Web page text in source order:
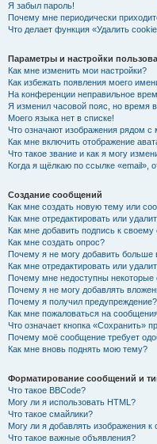
Я забыл пароль!
Почему мне периодически
Что делает функция «Удалить
Параметры и настройки
Как мне изменить мои настройки?
Как избежать появления моего
На конференции неправильное
Я изменил часовой пояс, но время
Моего языка нет в списке!
Что означают изображения рядом
Как мне включить отображение
Что такое звание и как я могу
Когда я щёлкаю по ссылке «email»,
Создание сообщений
Как мне создать новую тему или
Как мне отредактировать или
Как мне добавить подпись к
Как мне создать опрос?
Почему я не могу добавить больше
Как мне отредактировать или
Почему мне недоступны
Почему я не могу добавлять
Почему я получил предупреждение?
Как мне пожаловаться на
Что означает кнопка «Сохранить»
Почему моё сообщение требует
Как мне вновь поднять мою тему?
Форматирование сообщений и
Что такое BBCode?
Могу ли я использовать HTML?
Что такое смайлики?
Могу ли я добавлять изображения
Что такое важные объявления?